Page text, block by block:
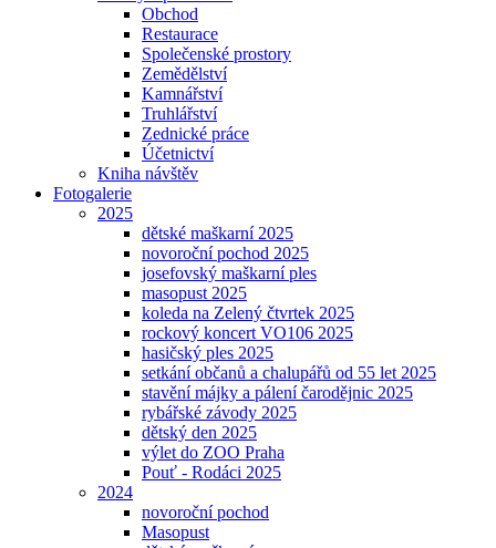
Obchod
Restaurace
Společenské prostory
Zemědělství
Kamnářství
Truhlářství
Zednické práce
Účetnictví
Kniha návštěv
Fotogalerie
2025
dětské maškarní 2025
novoroční pochod 2025
josefovský maškarní ples
masopust 2025
koleda na Zelený čtvrtek 2025
rockový koncert VO106 2025
hasičský ples 2025
setkání občanů a chalupářů od 55 let 2025
stavění májky a pálení čarodějnic 2025
rybářské závody 2025
dětský den 2025
výlet do ZOO Praha
Pouť - Rodáci 2025
2024
novoroční pochod
Masopust